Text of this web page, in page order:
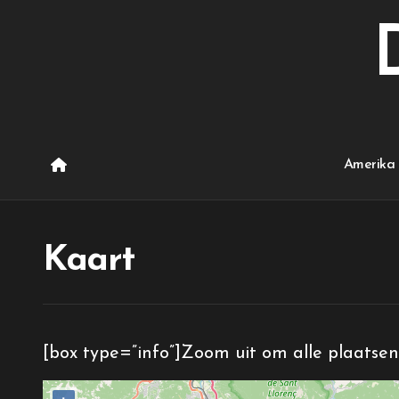
Amerika
Kaart
[box type=”info”]Zoom uit om alle